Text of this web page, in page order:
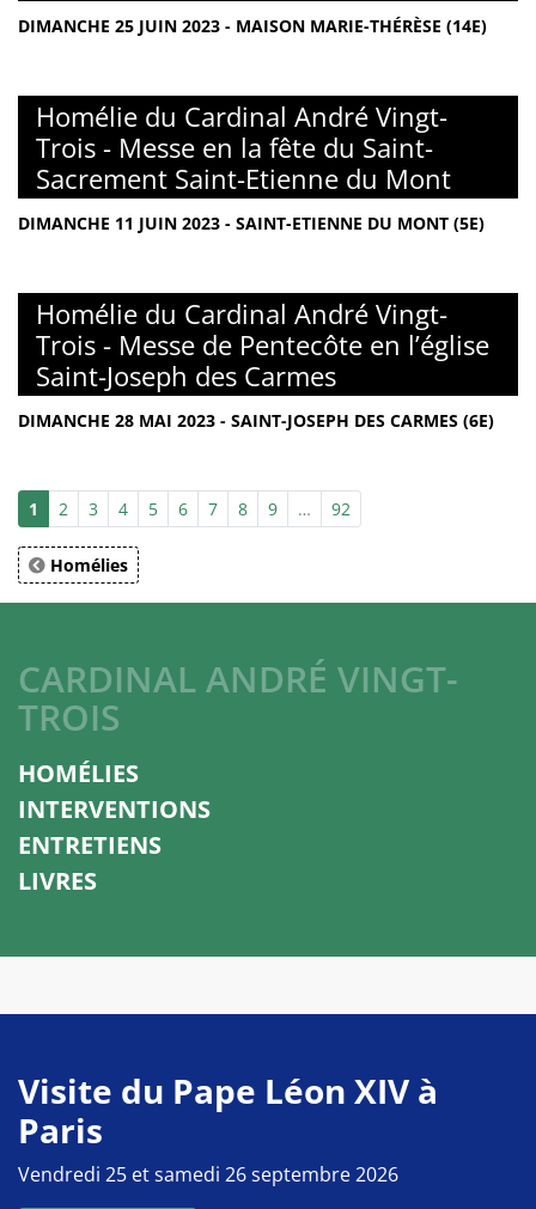
DIMANCHE 25 JUIN 2023 - MAISON MARIE-THÉRÈSE (14E)
Homélie du Cardinal André Vingt-
Trois - Messe en la fête du Saint-
Sacrement Saint-Etienne du Mont
DIMANCHE 11 JUIN 2023 - SAINT-ETIENNE DU MONT (5E)
Homélie du Cardinal André Vingt-
Trois - Messe de Pentecôte en l’église
Saint-Joseph des Carmes
DIMANCHE 28 MAI 2023 - SAINT-JOSEPH DES CARMES (6E)
1 2 3 4 5 6 7 8 9 … 92
Homélies
CARDINAL ANDRÉ VINGT-
TROIS
HOMÉLIES
INTERVENTIONS
ENTRETIENS
LIVRES
Visite du Pape Léon XIV à
Paris
Vendredi 25 et samedi 26 septembre 2026